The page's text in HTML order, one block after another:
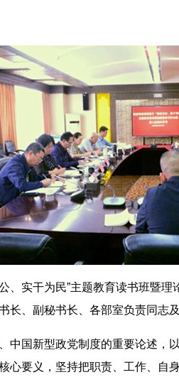
、实干为民”主题教育读书班暨
、副秘书长、各部室负责同志
中国新型政党制度的重要论述
要义，坚持把职责、工作、自